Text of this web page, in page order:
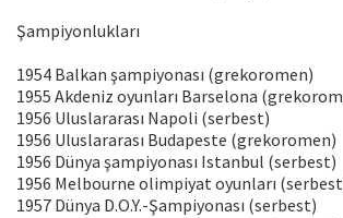
Şampiyonlukları
1954 Balkan şampiyonası (grekoromen)
1955 Akdeniz oyunları Barselona
1956 Uluslararası Napoli (serbest)
1956 Uluslararası Budapeste (grekoromen)
1956 Dünya şampiyonası Istanbul (serbest)
1956 Melbourne olimpiyat oyunları
1957 Dünya D.O.Y.-Şampiyonası (serbest)